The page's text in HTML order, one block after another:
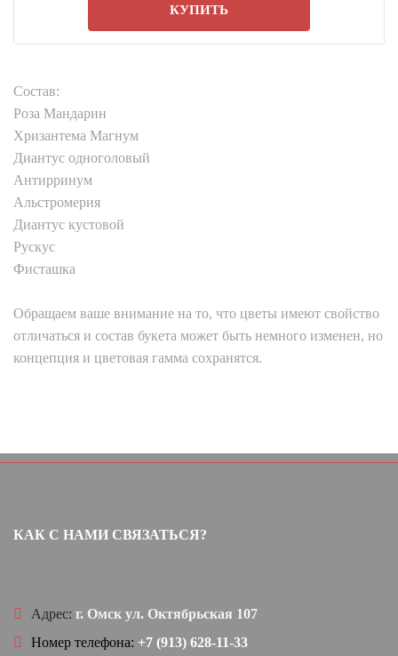
КУПИТЬ
Состав:
Роза Мандарин
Хризантема Магнум
Диантус одноголовый
Антирринум
Альстромерия
Диантус кустовой
Рускус
Фисташка
Обращаем ваше внимание на то, что цветы имеют свойство
отличаться и состав букета может быть немного изменен, но
концепция и цветовая гамма сохранятся.
КАК С НАМИ СВЯЗАТЬСЯ?
Адрес: г. Омск ул. Октябрьская 107
Номер телефона: +7 (913) 628-11-33